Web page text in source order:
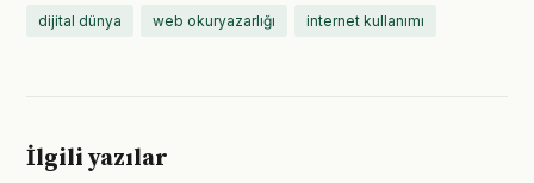
dijital dünya web okuryazarlığı internet kullanımı
İlgili yazılar